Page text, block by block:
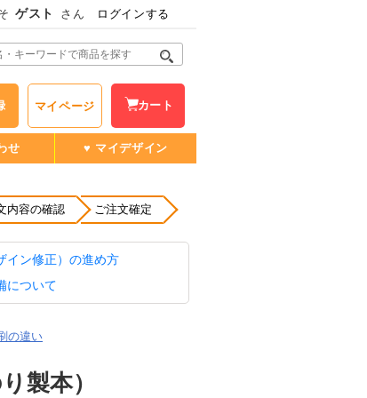
ゲスト さん ログインする
マイページ カート
せ ♥ マイデザイン
内容の確認 ご注文確定
イン修正）の進め方
について
の違い
製本）